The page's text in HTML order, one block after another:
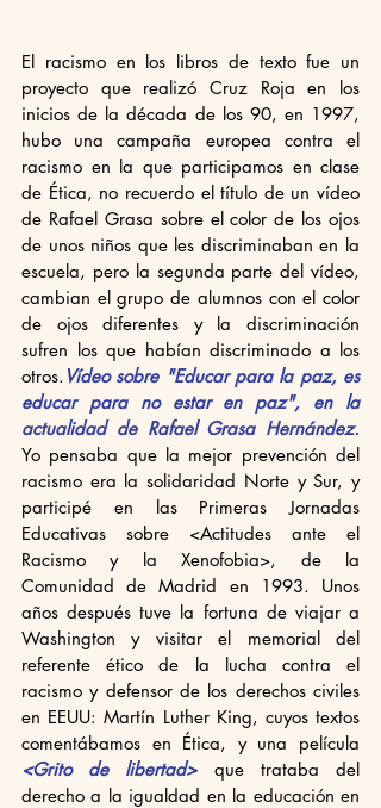
El racismo en los libros de texto fue un
proyecto que realizó Cruz Roja en los
inicios de la década de los 90, en 1997,
hubo una campaña europea contra el
racismo en la que participamos en clase
de Ética, no recuerdo el título de un vídeo
de Rafael Grasa sobre el color de los ojos
de unos niños que les discriminaban en la
escuela, pero la segunda parte del vídeo,
cambian el grupo de alumnos con el color
de ojos diferentes y la discriminación
sufren los que habían discriminado a los
otros. Vídeo sobre "Educar para la paz, es
educar para no estar en paz", en la
actualidad de Rafael Grasa Hernández.
Yo pensaba que la mejor prevención del
racismo era la solidaridad Norte y Sur, y
participé en las Primeras Jornadas
Educativas sobre <Actitudes ante el
Racismo y la Xenofobia>, de la
Comunidad de Madrid en 1993. Unos
años después tuve la fortuna de viajar a
Washington y visitar el memorial del
referente ético de la lucha contra el
racismo y defensor de los derechos civiles
en EEUU: Martín Luther King, cuyos textos
<Grito de libertad> que trataba del
derecho a la igualdad en la educación en